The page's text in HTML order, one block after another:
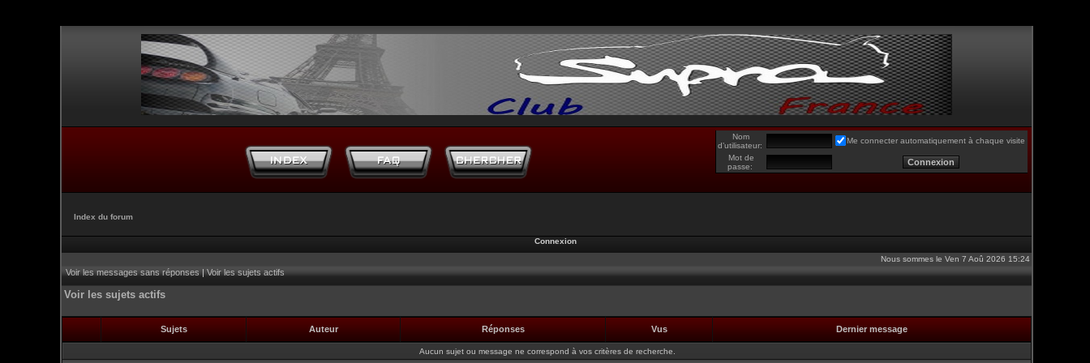
Nom
d’utilisateur:
Me connecter automatiquement à chaque visite
Mot de
passe:
Index du forum
Connexion
Nous sommes le Ven 7 Aoû 2026 15:24
Voir les messages sans réponses|Voir les sujets actifs
Voir les sujets actifs
Sujets Auteur Réponses Vus Dernier message
Aucun sujet ou message ne correspond à vos critères de recherche.